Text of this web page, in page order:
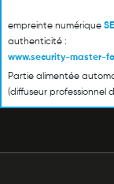
empreinte numérique
authenticité :
www.security-master-
Partie alimentée
(diffuseur professionnel